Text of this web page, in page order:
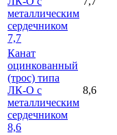
металлическим
сердечником
7,7
Канат
оцинкованный
(трос) типа
ЛК-О с
металлическим
сердечником
8,6
8,6